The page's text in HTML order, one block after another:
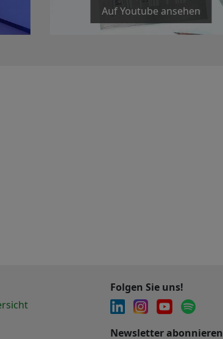
Auf Youtube ansehen
Folgen Sie uns!
Newsletter abonnieren